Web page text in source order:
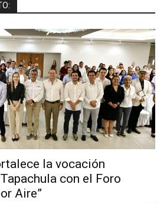
la vocación
con el Foro
Aire”